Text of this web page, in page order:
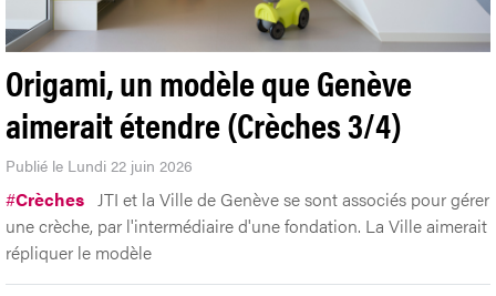
Origami, un modèle que Genève
aimerait étendre (Crèches 3/4)
Publié le Lundi 22 juin 2026
#Crèches JTI et la Ville de Genève se sont associés pour gérer
une crèche, par l'intermédiaire d'une fondation. La Ville aimerait
répliquer le modèle